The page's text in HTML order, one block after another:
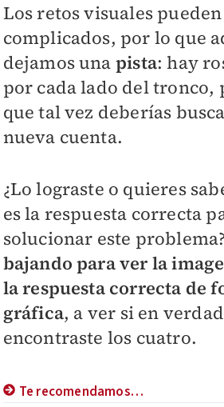
Los retos visuales
complicados, por lo que
dejamos una pista: hay
por cada lado del tronco,
que tal vez deberías
nueva cuenta.
¿Lo lograste o quieres
es la respuesta correcta
solucionar este problema?
bajando para ver la
la respuesta correcta de
gráfica, a ver si en verdad
encontraste los cuatro.
Te recomendamos…